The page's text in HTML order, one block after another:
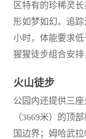
区特有的珍稀灵
形如梦如幻。追
小时，体能要求
猩猩徒步组合安排
火山徒步
公园内还提供三
（3669米）的顶
国边界；姆哈武